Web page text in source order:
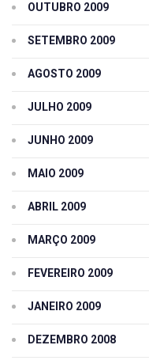
OUTUBRO 2009
SETEMBRO 2009
AGOSTO 2009
JULHO 2009
JUNHO 2009
MAIO 2009
ABRIL 2009
MARÇO 2009
FEVEREIRO 2009
JANEIRO 2009
DEZEMBRO 2008